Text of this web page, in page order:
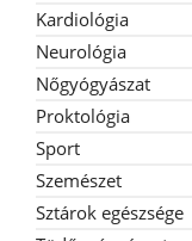
Kardiológia
Neurológia
Nőgyógyászat
Proktológia
Sport
Szemészet
Sztárok egészsége